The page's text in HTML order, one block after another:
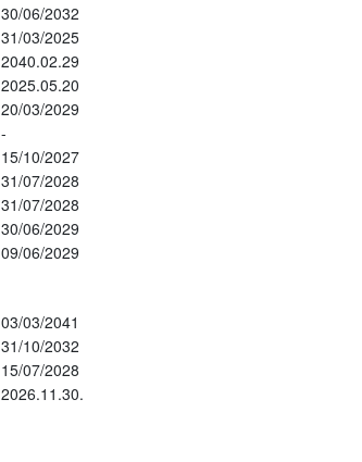
30/06/2032
31/03/2025
2040.02.29
2025.05.20
20/03/2029
-
15/10/2027
31/07/2028
31/07/2028
30/06/2029
09/06/2029
03/03/2041
31/10/2032
15/07/2028
2026.11.30.